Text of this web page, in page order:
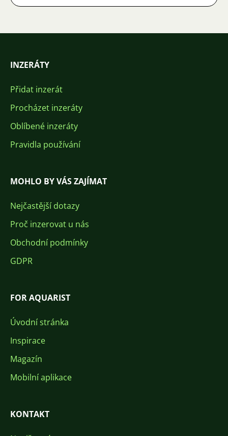
INZERÁTY
Přidat inzerát
Procházet inzeráty
Oblíbené inzeráty
Pravidla používání
MOHLO BY VÁS ZAJÍMAT
Nejčastější dotazy
Proč inzerovat u nás
Obchodní podmínky
GDPR
FOR AQUARIST
Úvodní stránka
Inspirace
Magazín
Mobilní aplikace
KONTAKT